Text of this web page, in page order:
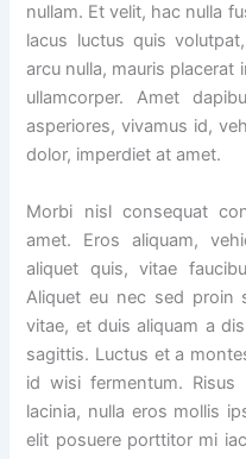
nullam. Et velit, hac nulla
lacus luctus quis
arcu nulla, mauris
ullamcorper. Amet
asperiores, vivamus id,
dolor, imperdiet at amet.
Morbi nisl consequat
amet. Eros aliquam,
aliquet quis, vitae
Aliquet eu nec sed proin
vitae, et duis aliquam a
sagittis. Luctus et a
id wisi fermentum. Risus
lacinia, nulla eros mollis
elit posuere porttitor mi